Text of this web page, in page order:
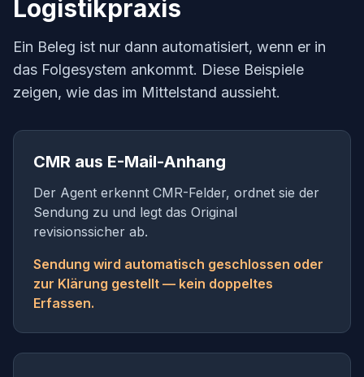
Logistikpraxis
Ein Beleg ist nur dann automatisiert, wenn er in
das Folgesystem ankommt. Diese Beispiele
zeigen, wie das im Mittelstand aussieht.
CMR aus E-Mail-Anhang
Der Agent erkennt CMR-Felder, ordnet sie der
Sendung zu und legt das Original
revisionssicher ab.
Sendung wird automatisch geschlossen oder
zur Klärung gestellt — kein doppeltes
Erfassen.